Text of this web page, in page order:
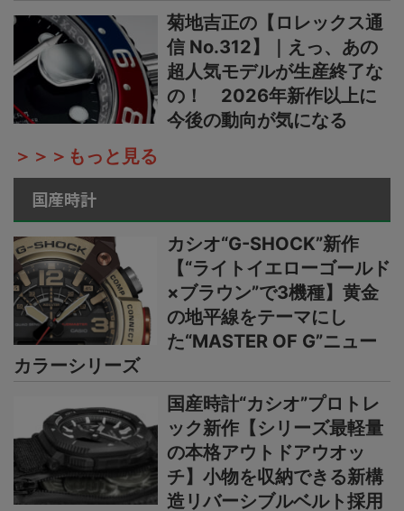
菊地吉正の【ロレックス通
信 No.312】｜えっ、あの
超人気モデルが生産終了な
の！ 2026年新作以上に
今後の動向が気になる
＞＞＞もっと見る
国産時計
カシオ“G-SHOCK”新作
【“ライトイエローゴールド
×ブラウン”で3機種】黄金
の地平線をテーマにし
た“MASTER OF G”ニュー
カラーシリーズ
国産時計“カシオ”プロトレ
ック新作【シリーズ最軽量
の本格アウトドアウオッ
チ】小物を収納できる新構
造リバーシブルベルト採用